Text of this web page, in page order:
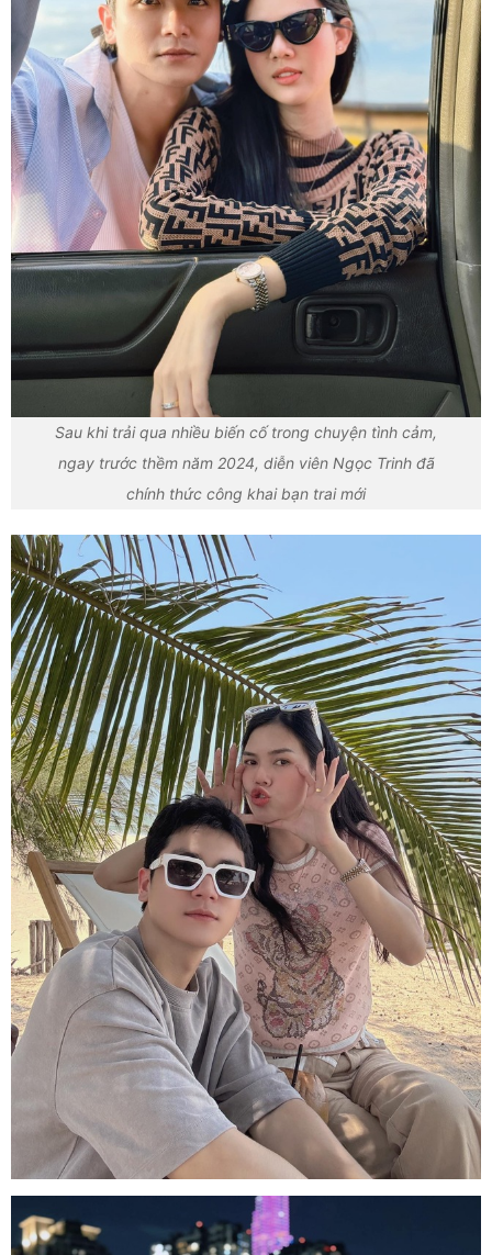
Sau khi trải qua nhiều biến cố trong chuyện tình cảm,
ngay trước thềm năm 2024, diễn viên Ngọc Trinh đã
chính thức công khai bạn trai mới